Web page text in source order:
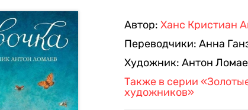
Автор: Ханс Кристиан
Переводчики: Анна
Художник: Антон
Также в серии
художников»